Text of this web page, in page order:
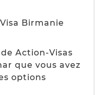
Birmanie
Action-Visas
que vous avez
options